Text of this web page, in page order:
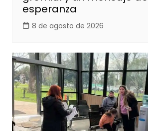
esperanza
8 de agosto de 2026